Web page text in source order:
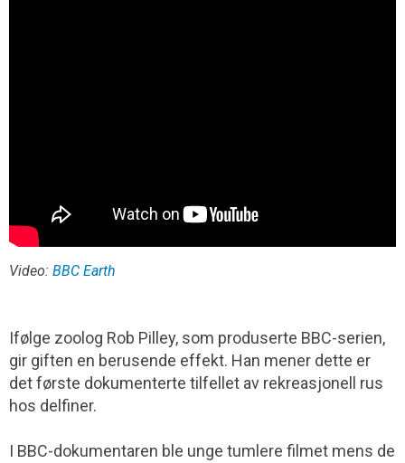
Video: BBC Earth
Ifølge zoolog Rob Pilley, som produserte BBC-serien,
gir giften en berusende effekt. Han mener dette er
det første dokumenterte tilfellet av rekreasjonell rus
hos delfiner.
I BBC-dokumentaren ble unge tumlere filmet mens de